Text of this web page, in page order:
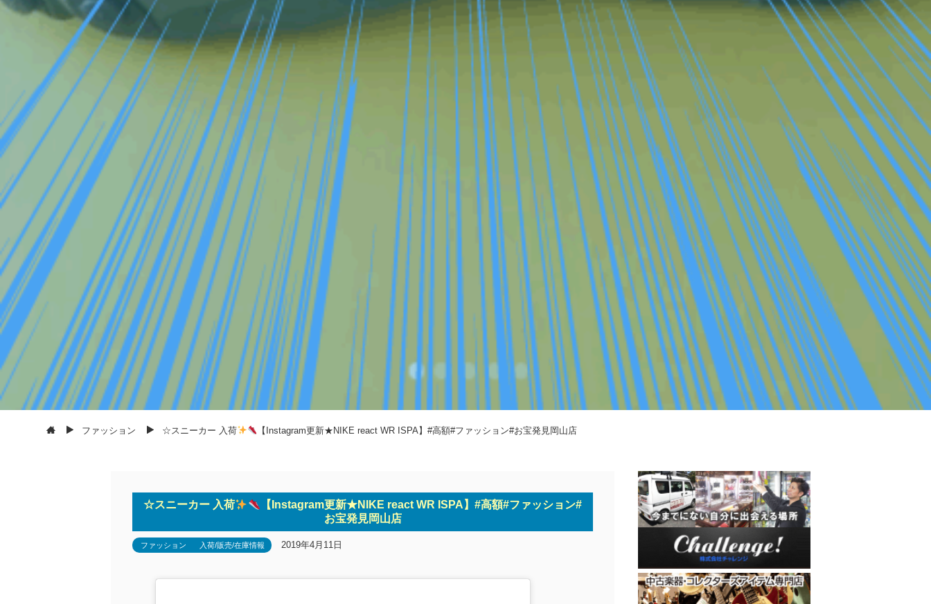
ファッション ☆スニーカー 入荷 【Instagram更新★NIKE react WR ISPA】#高額#ファッション#お宝発見岡山店
☆スニーカー 入荷
【Instagram更新★NIKE react WR ISPA】#高額#ファッション#
お宝発見岡山店
ファッション 入荷/販売/在庫情報 2019年4月11日